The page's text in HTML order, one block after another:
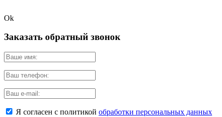
Ok
Заказать обратный звонок
Я согласен с политикой обработки персональных данных